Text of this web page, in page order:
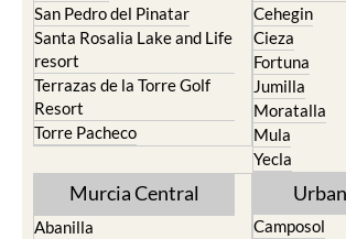
San Pedro del Pinatar
Santa Rosalia Lake and Life
resort
Terrazas de la Torre Golf
Resort
Torre Pacheco
Cehegin
Cieza
Fortuna
Jumilla
Moratalla
Mula
Yecla
Murcia Central
Abanilla
Camposol